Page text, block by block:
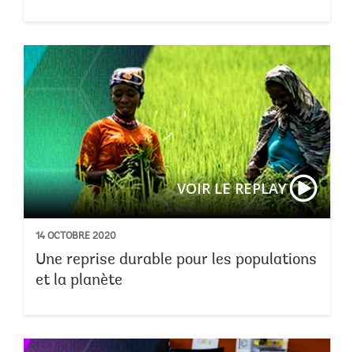
VOIR LE REPLAY
14 OCTOBRE 2020
Une reprise durable pour les populations
et la planète